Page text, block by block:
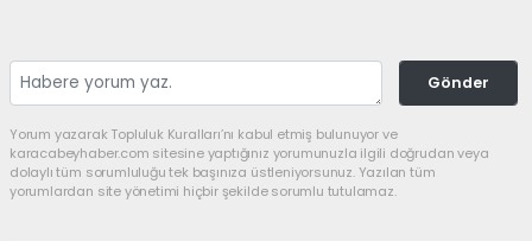
Gönder
Yorum yazarak Topluluk Kuralları’nı kabul etmiş bulunuyor ve
karacabeyhaber.com sitesine yaptığınız yorumunuzla ilgili doğrudan veya
dolaylı tüm sorumluluğu tek başınıza üstleniyorsunuz. Yazılan tüm
yorumlardan site yönetimi hiçbir şekilde sorumlu tutulamaz.